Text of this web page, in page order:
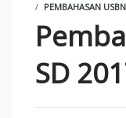
PEMBAHASAN
SD